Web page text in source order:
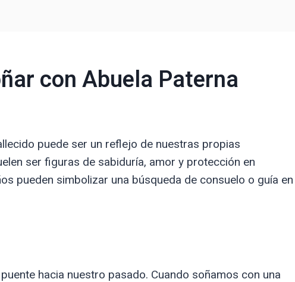
con Abuela Paterna
puede ser un reflejo de nuestras propias
ser figuras de sabiduría, amor y protección en
pueden simbolizar una búsqueda de consuelo o guía en
hacia nuestro pasado. Cuando soñamos con una